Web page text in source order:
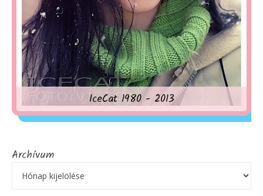
IceCat 1980 - 2013
Archívum